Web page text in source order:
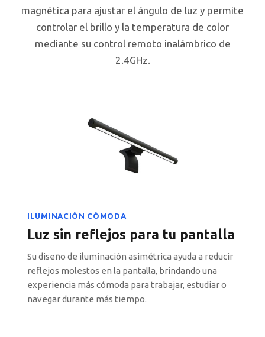
magnética para ajustar el ángulo de luz y permite
controlar el brillo y la temperatura de color
mediante su control remoto inalámbrico de
2.4GHz.
ILUMINACIÓN CÓMODA
Luz sin reflejos para tu pantalla
Su diseño de iluminación asimétrica ayuda a reducir
reflejos molestos en la pantalla, brindando una
experiencia más cómoda para trabajar, estudiar o
navegar durante más tiempo.